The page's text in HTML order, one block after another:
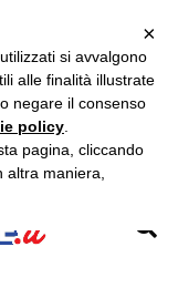
×
si avvalgono
alle finalità illustrate
negare il consenso
policy
pagina, cliccando
maniera,